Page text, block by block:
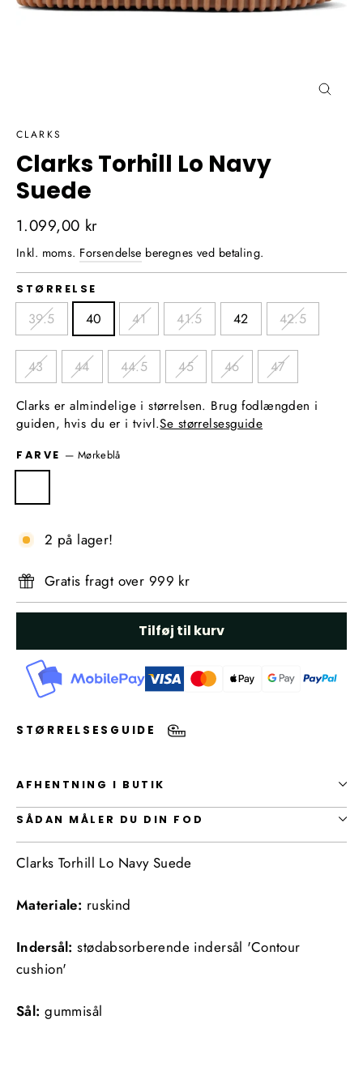
CLARKS
Clarks Torhill Lo Navy
Suede
Normalpris
1.099,00 kr
Inkl. moms. Forsendelse beregnes ved betaling.
STØRRELSE
39.5 40 41 41.5 42 42.5
43 44 44.5 45 46 47
Clarks er almindelige i størrelsen. Brug fodlængden i
guiden, hvis du er i tvivl.Se størrelsesguide
FARVE — Mørkeblå
2 på lager!
Gratis fragt over 999 kr
Tilføj til kurv
STØRRELSESGUIDE
AFHENTNING I BUTIK
SÅDAN MÅLER DU DIN FOD
Clarks Torhill Lo Navy Suede
Materiale: ruskind
Indersål: stødabsorberende indersål 'Contour
cushion'
Sål: gummisål